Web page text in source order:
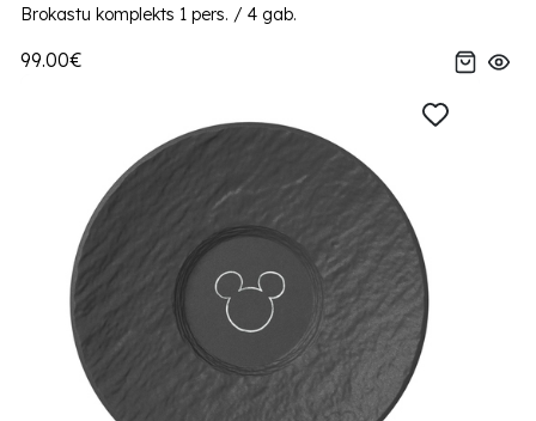
Brokastu komplekts 1 pers. / 4 gab.
99.00€